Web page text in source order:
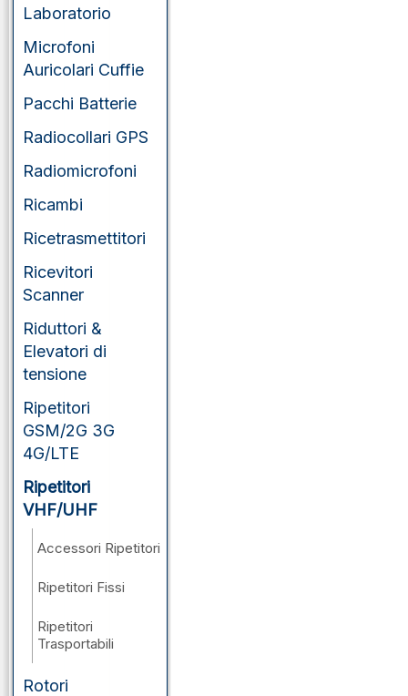
Laboratorio
Microfoni
Auricolari Cuffie
Pacchi Batterie
Radiocollari GPS
Radiomicrofoni
Ricambi
Ricetrasmettitori
Ricevitori
Scanner
Riduttori &
Elevatori di
tensione
Ripetitori
GSM/2G 3G
4G/LTE
Ripetitori
VHF/UHF
Accessori Ripetitori
Ripetitori Fissi
Ripetitori
Trasportabili
Rotori